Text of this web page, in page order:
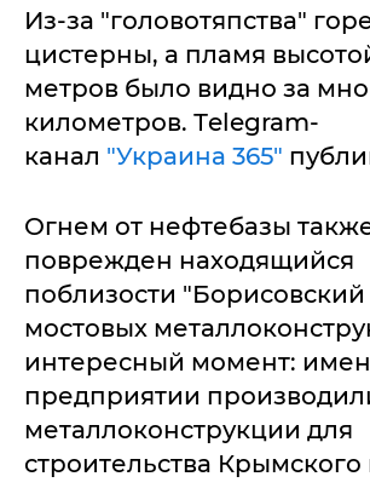
Из-за "головотяпства"
цистерны, а пламя
метров было видно за
километров. Тelegram-
канал "Украина 365"
Огнем от нефтебазы
поврежден находящийся
поблизости "Борисовский
мостовых
интересный момент:
предприятии
металлоконструкции для
строительства Крымского